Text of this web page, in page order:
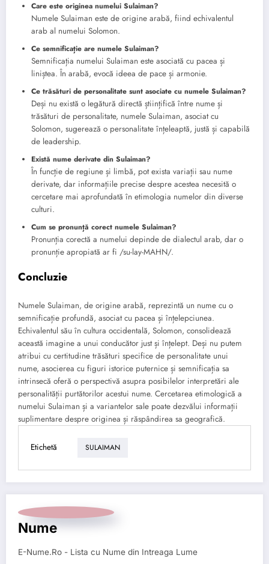
Care este originea numelui Sulaiman?
Numele Sulaiman este de origine arabă, fiind echivalentul
arab al numelui Solomon.
Ce semnificație are numele Sulaiman?
Semnificația numelui Sulaiman este asociată cu pacea și
liniștea. În arabă, evocă ideea de pace și armonie.
Ce trăsături de personalitate sunt asociate cu numele Sulaiman?
Deși nu există o legătură directă științifică între nume și
trăsături de personalitate, numele Sulaiman, asociat cu
Solomon, sugerează o personalitate înțeleaptă, justă și capabilă
de leadership.
Există nume derivate din Sulaiman?
În funcție de regiune și limbă, pot exista variații sau nume
derivate, dar informațiile precise despre acestea necesită o
cercetare mai aprofundată în etimologia numelor din diverse
culturi.
Cum se pronunță corect numele Sulaiman?
Pronunția corectă a numelui depinde de dialectul arab, dar o
pronunție apropiată ar fi /su-lay-MAHN/.
Concluzie
Numele Sulaiman, de origine arabă, reprezintă un nume cu o
semnificație profundă, asociat cu pacea și înțelepciunea.
Echivalentul său în cultura occidentală, Solomon, consolidează
această imagine a unui conducător just și înțelept. Deși nu putem
atribui cu certitudine trăsături specifice de personalitate unui
nume, asocierea cu figuri istorice puternice și semnificația sa
intrinsecă oferă o perspectivă asupra posibilelor interpretări ale
personalității purtătorilor acestui nume. Cercetarea etimologică a
numelui Sulaiman și a variantelor sale poate dezvălui informații
suplimentare despre originea și răspândirea sa geografică.
Etichetă SULAIMAN
Nume
E-Nume.Ro - Lista cu Nume din Intreaga Lume